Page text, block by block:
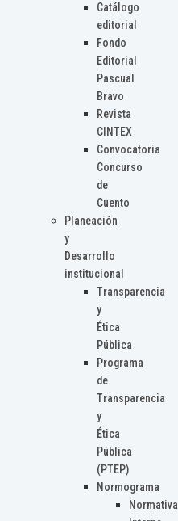
Catálogo
editorial
Fondo
Editorial
Pascual
Bravo
Revista
CINTEX
Convocatoria
Concurso
de
Cuento
Planeación
y
Desarrollo
institucional
Transparencia
y
Ética
Pública
Programa
de
Transparencia
y
Ética
Pública
(PTEP)
Normograma
Normativa